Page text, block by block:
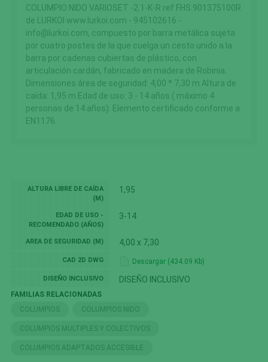
COLUMPIO NIDO VARIOSET -2.1-K-R ref FHS.901375100R
de LURKOI www.lurkoi.com - 945102616 -
info@lurkoi.com, compuesto por barra metálica sujeta
por cuatro postes de la que cuelga un cesto unido a la
barra por cadenas cubiertas de plástico, con
articulación cardán, fabricado en madera de Robinia.
Dimensiones área de seguridad: 4,00 * 7,30 m Altura de
caída: 1,95 m Edad de uso: 3 - 14 años ( máximo 4
personas de 14 años). Elemento certificado conforme a
EN1176.
ALTURA LIBRE DE CAÍDA
(M)
1,95
EDAD DE USO -
RECOMENDADO (AÑOS)
3-14
AREA DE SEGURIDAD (M) 4,00 x 7,30
CAD 2D DWG Descargar (434.09 Kb)
DISEÑO INCLUSIVO DISEÑO INCLUSIVO
FAMILIAS RELACIONADAS
COLUMPIOS
COLUMPIOS NIDO
COLUMPIOS MULTIPLES Y COLECTIVOS
COLUMPIOS ADAPTADOS ACCESIBLE